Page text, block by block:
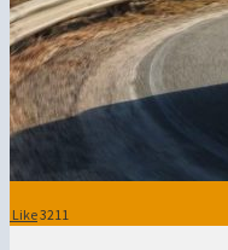
Like3211